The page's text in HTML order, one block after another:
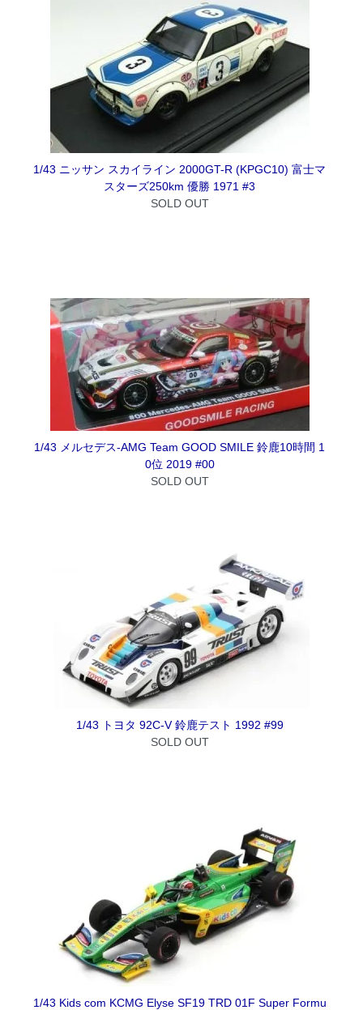
1/43 ニッサン スカイライン 2000GT-R (KPGC10) 富士マ
スターズ250km 優勝 1971 #3
SOLD OUT
1/43 メルセデス-AMG Team GOOD SMILE 鈴鹿10時間 1
0位 2019 #00
SOLD OUT
1/43 トヨタ 92C-V 鈴鹿テスト 1992 #99
SOLD OUT
1/43 Kids com KCMG Elyse SF19 TRD 01F Super Formu